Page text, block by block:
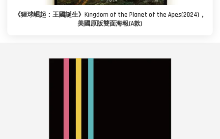
《猩球崛起：王國誕生》Kingdom of the Planet of the Apes(2024)，
美國原版雙面海報(A款)